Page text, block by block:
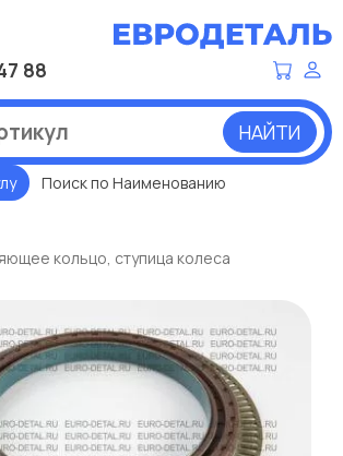
88
НАЙТИ
Поиск по Наименованию
кольцо, ступица колеса